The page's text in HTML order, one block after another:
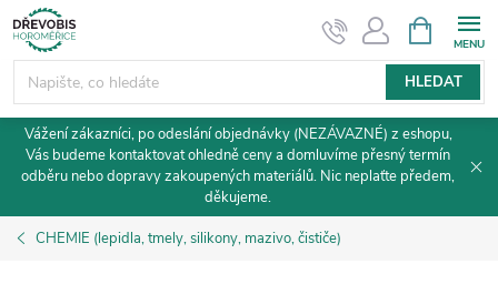
Přejít
na
obsah
HLEDAT
NÁKUPNÍ
KOŠÍK
Vážení zákazníci, po odeslání objednávky (NEZÁVAZNÉ) z eshopu,
Vás budeme kontaktovat ohledně ceny a domluvíme přesný termín
odběru nebo dopravy zakoupených materiálů. Nic neplaťte předem,
děkujeme.
CHEMIE (lepidla, tmely, silikony, mazivo, čističe)